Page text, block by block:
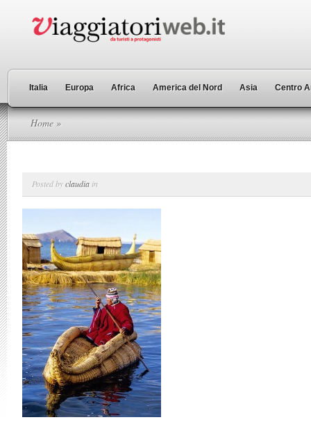
Italia Europa Africa America del Nord Asia Centro
Home »
Posted byclaudia in